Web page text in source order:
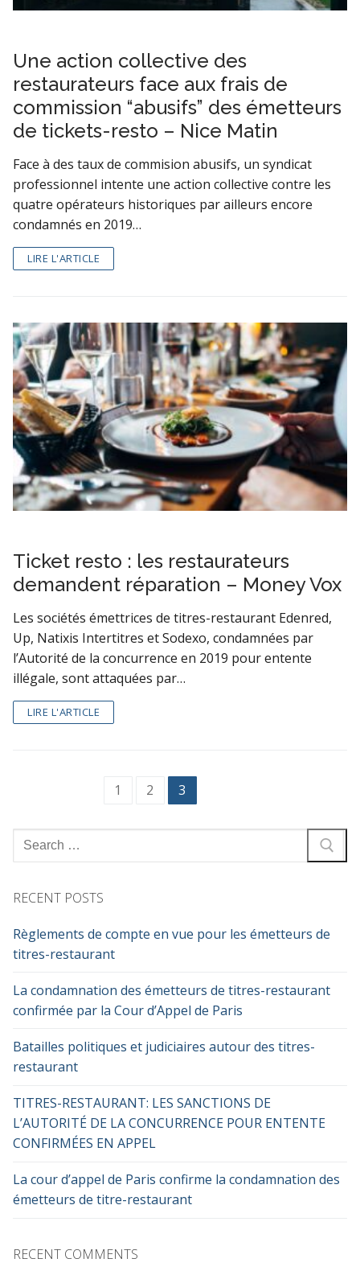
Une action collective des
restaurateurs face aux frais de
commission “abusifs” des émetteurs
de tickets-resto – Nice Matin
Face à des taux de commision abusifs, un syndicat
professionnel intente une action collective contre les
quatre opérateurs historiques par ailleurs encore
condamnés en 2019…
LIRE L'ARTICLE
Ticket resto : les restaurateurs
demandent réparation – Money Vox
Les sociétés émettrices de titres-restaurant Edenred,
Up, Natixis Intertitres et Sodexo, condamnées par
l’Autorité de la concurrence en 2019 pour entente
illégale, sont attaquées par…
LIRE L'ARTICLE
1 2 3
Search
for:
RECENT POSTS
Règlements de compte en vue pour les émetteurs de
titres-restaurant
La condamnation des émetteurs de titres-restaurant
confirmée par la Cour d’Appel de Paris
Batailles politiques et judiciaires autour des titres-
restaurant
TITRES-RESTAURANT: LES SANCTIONS DE
L’AUTORITÉ DE LA CONCURRENCE POUR ENTENTE
CONFIRMÉES EN APPEL
La cour d’appel de Paris confirme la condamnation des
émetteurs de titre-restaurant
RECENT COMMENTS